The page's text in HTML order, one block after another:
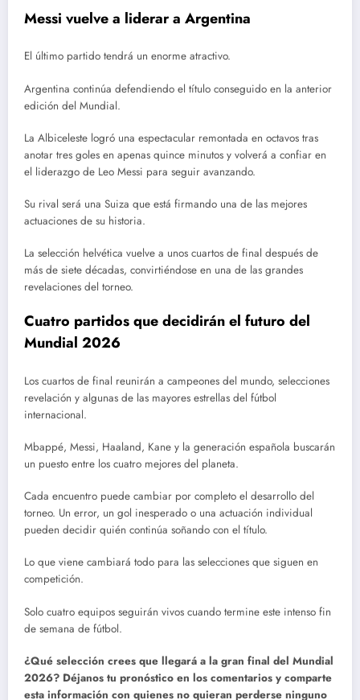
Messi vuelve a liderar a Argentina
El último partido tendrá un enorme atractivo.
Argentina continúa defendiendo el título conseguido en la anterior
edición del Mundial.
La Albiceleste logró una espectacular remontada en octavos tras
anotar tres goles en apenas quince minutos y volverá a confiar en
el liderazgo de Leo Messi para seguir avanzando.
Su rival será una Suiza que está firmando una de las mejores
actuaciones de su historia.
La selección helvética vuelve a unos cuartos de final después de
más de siete décadas, convirtiéndose en una de las grandes
revelaciones del torneo.
Cuatro partidos que decidirán el futuro del
Mundial 2026
Los cuartos de final reunirán a campeones del mundo, selecciones
revelación y algunas de las mayores estrellas del fútbol
internacional.
Mbappé, Messi, Haaland, Kane y la generación española buscarán
un puesto entre los cuatro mejores del planeta.
Cada encuentro puede cambiar por completo el desarrollo del
torneo. Un error, un gol inesperado o una actuación individual
pueden decidir quién continúa soñando con el título.
Lo que viene cambiará todo para las selecciones que siguen en
competición.
Solo cuatro equipos seguirán vivos cuando termine este intenso fin
de semana de fútbol.
¿Qué selección crees que llegará a la gran final del Mundial
2026? Déjanos tu pronóstico en los comentarios y comparte
esta información con quienes no quieran perderse ninguno